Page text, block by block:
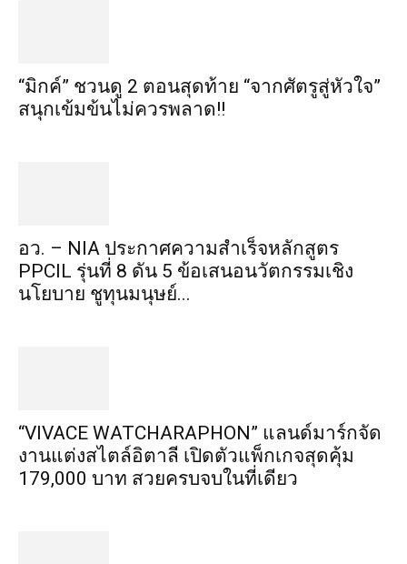
“มิกค์” ชวนดู 2 ตอนสุดท้าย “จากศัตรูสู่หัวใจ”
สนุกเข้มข้นไม่ควรพลาด!!
อว. – NIA ประกาศความสำเร็จหลักสูตร
PPCIL รุ่นที่ 8 ดัน 5 ข้อเสนอนวัตกรรมเชิง
นโยบาย ชูทุนมนุษย์...
“VIVACE WATCHARAPHON” แลนด์มาร์กจัด
งานแต่งสไตล์อิตาลี เปิดตัวแพ็กเกจสุดคุ้ม
179,000 บาท สวยครบจบในที่เดียว